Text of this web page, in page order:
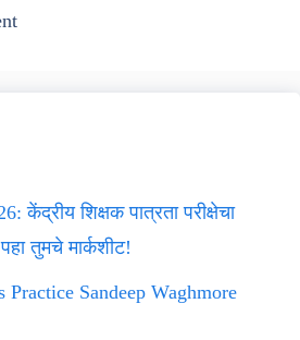
केंद्रीय शिक्षक पात्रता परीक्षेचा
तुमचे मार्कशीट!
Sandeep Waghmore